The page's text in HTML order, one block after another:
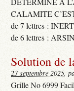
CALAMITE
de 7 lettres :
de 6 lettres :
Solution de
23 septembre 2025,
Grille No 6999